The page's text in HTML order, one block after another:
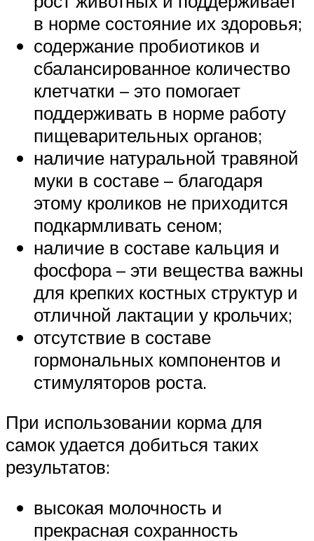
в норме состояние их здоровья;
содержание пробиотиков и
сбалансированное количество
клетчатки – это помогает
поддерживать в норме работу
пищеварительных органов;
наличие натуральной травяной
муки в составе – благодаря
этому кроликов не приходится
подкармливать сеном;
наличие в составе кальция и
фосфора – эти вещества важны
для крепких костных структур и
отличной лактации у крольчих;
отсутствие в составе
гормональных компонентов и
стимуляторов роста.
При использовании корма для
самок удается добиться таких
результатов:
высокая молочность и
прекрасная сохранность